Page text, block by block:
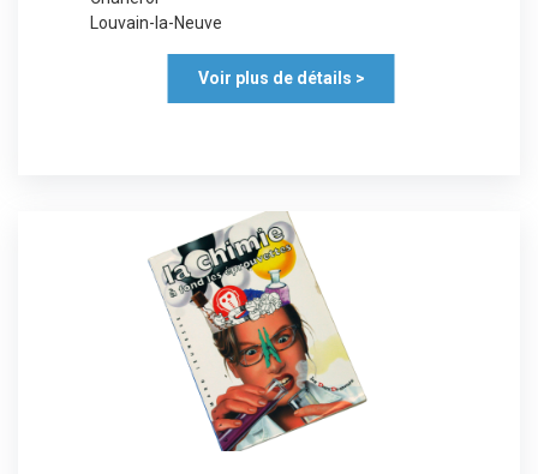
Louvain-la-Neuve
Voir plus de détails >